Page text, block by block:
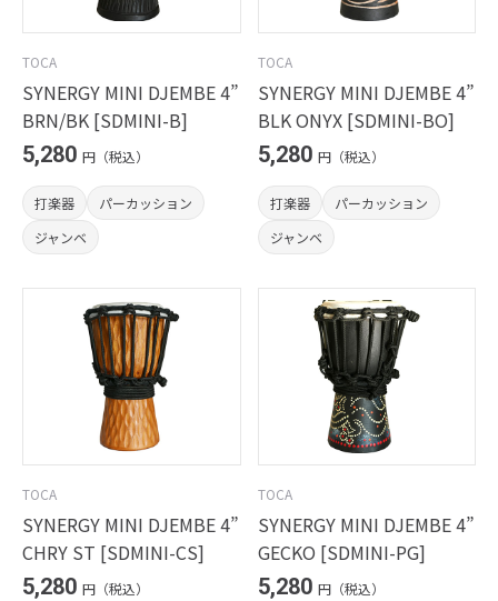
TOCA
SYNERGY MINI DJEMBE 4”
BRN/BK [SDMINI-B]
5,280 円（税込）
打楽器
パーカッション
ジャンベ
TOCA
SYNERGY MINI DJEMBE 4”
BLK ONYX [SDMINI-BO]
5,280 円（税込）
打楽器
パーカッション
ジャンベ
TOCA
SYNERGY MINI DJEMBE 4”
CHRY ST [SDMINI-CS]
5,280 円（税込）
TOCA
SYNERGY MINI DJEMBE 4”
GECKO [SDMINI-PG]
5,280 円（税込）